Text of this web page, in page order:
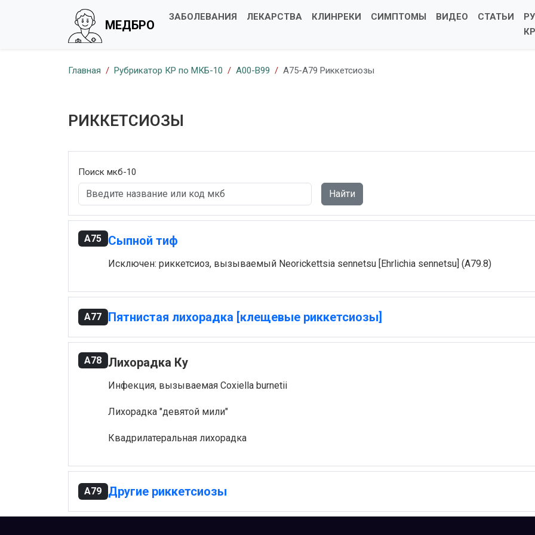
МЕДБРО
ЗАБОЛЕВАНИЯ ЛЕКАРСТВА КЛИНРЕКИ СИМПТОМЫ ВИДЕО СТАТЬИ
КР
Главная Рубрикатор КР по МКБ-10 A00-B99 A75-A79 Риккетсиозы
РИККЕТСИОЗЫ
Поиск мкб-10
Найти
A75 Сыпной тиф
Исключен: риккетсиоз, вызываемый Neorickettsia sennetsu [Ehrlichia sennetsu] (A79.8)
A77 Пятнистая лихорадка [клещевые риккетсиозы]
A78 Лихорадка Ку
Инфекция, вызываемая Coxiella burnetii
Лихорадка "девятой мили"
Квадрилатеральная лихорадка
A79 Другие риккетсиозы